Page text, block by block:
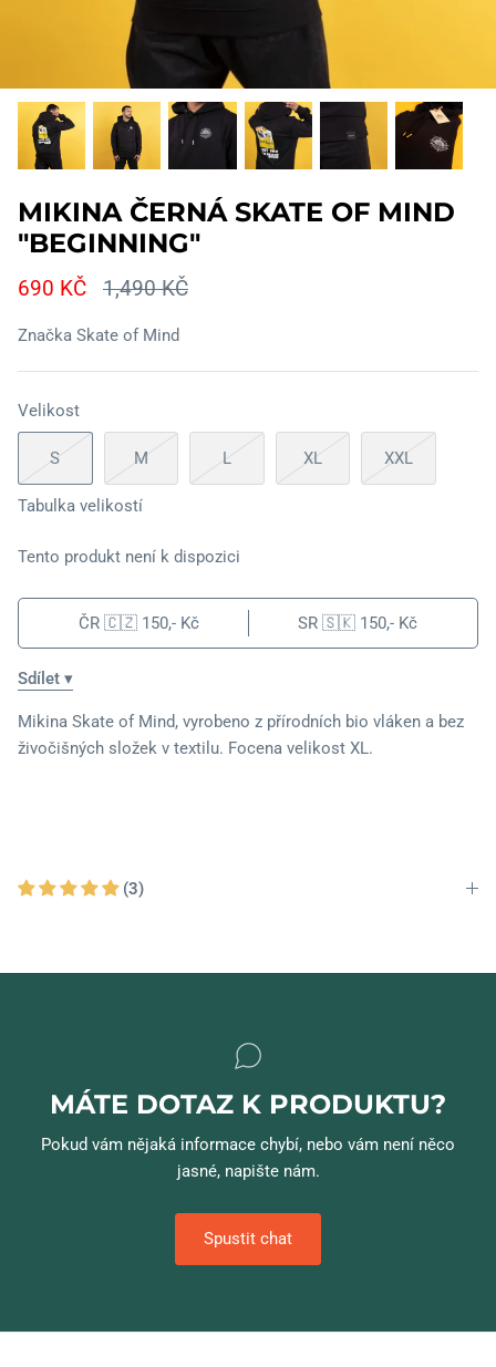
MIKINA ČERNÁ SKATE OF MIND
"BEGINNING"
690 KČ 1,490 KČ
Značka Skate of Mind
Velikost
S M L XL XXL
Tabulka velikostí
Tento produkt není k dispozici
ČR 🇨🇿 150,- Kč SR 🇸🇰 150,- Kč
Sdílet ▾
Mikina Skate of Mind, vyrobeno z přírodních bio vláken a bez
živočišných složek v textilu. Focena velikost XL.
(3)
MÁTE DOTAZ K PRODUKTU?
Pokud vám nějaká informace chybí, nebo vám není něco
jasné, napište nám.
Spustit chat